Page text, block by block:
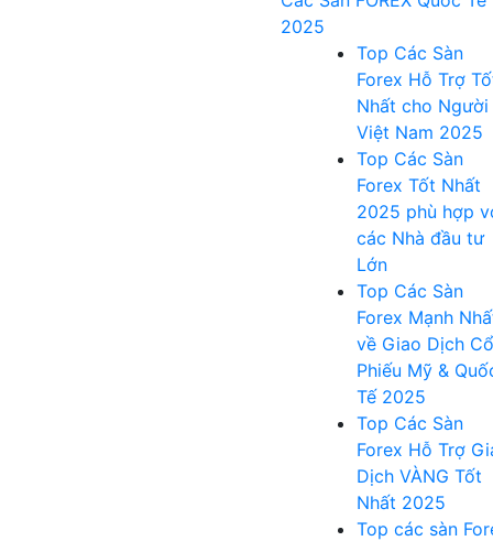
2025
Top Các Sàn
Forex Hỗ Trợ
Nhất cho Người
Việt Nam 2025
Top Các Sàn
Forex Tốt Nhất
2025 phù hợp
các Nhà đầu tư
Lớn
Top Các Sàn
Forex Mạnh
về Giao Dịch Cổ
Phiếu Mỹ &
Tế 2025
Top Các Sàn
Forex Hỗ Trợ
Dịch VÀNG Tốt
Nhất 2025
Top các sàn